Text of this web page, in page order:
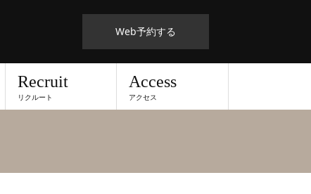
Web予約する
Recruit
リクルート
Access
アクセス